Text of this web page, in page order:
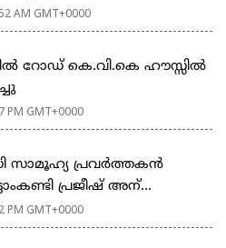
AM GMT+0000
റോഡ് കെ.വി.കെ ഹൗസ്സിൽ
PM GMT+0000
സാമൂഹ്യ പ്രവർത്തകൻ
പ്രജീഷ് അന്...
PM GMT+0000